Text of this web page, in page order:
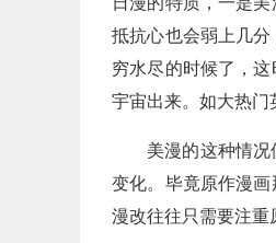
抵抗心也会弱上几
穷水尽的时候了，
宇宙出来。如大热门
美漫的这种情
变化。毕竟原作漫
漫改往往只需要注重